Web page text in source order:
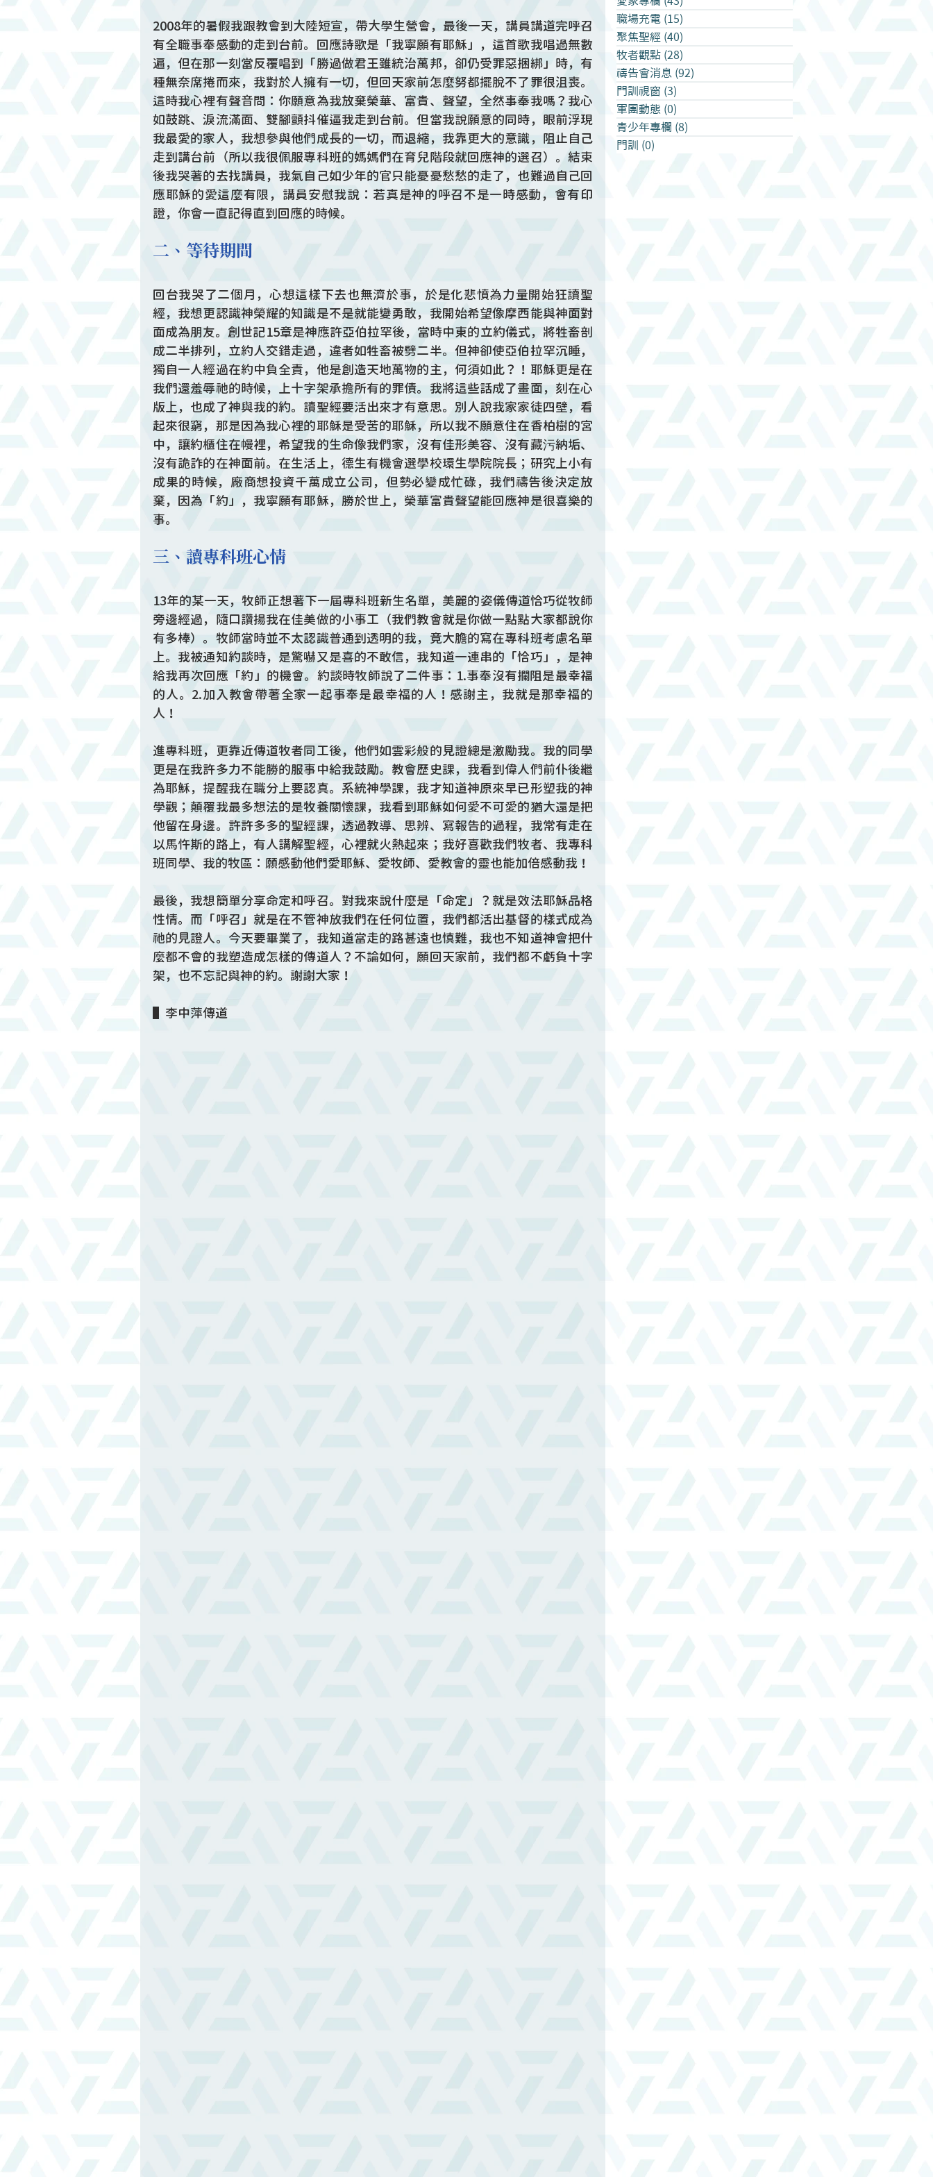
2008年的暑假我跟教會到大陸短宣，帶大學生營會，最後一天，講員講道完呼召
有全職事奉感動的走到台前。回應詩歌是「我寧願有耶穌」，這首歌我唱過無數
遍，但在那一刻當反覆唱到「勝過做君王雖統治萬邦，卻仍受罪惡捆綁」時，有
種無奈席捲而來，我對於人擁有一切，但回天家前怎麼努都擺脫不了罪很沮喪。
這時我心裡有聲音問：你願意為我放棄榮華、富貴、聲望，全然事奉我嗎？我心
如鼓跳、淚流滿面、雙腳顫抖催逼我走到台前。但當我說願意的同時，眼前浮現
我最愛的家人，我想參與他們成長的一切，而退縮，我靠更大的意識，阻止自己
走到講台前（所以我很佩服專科班的媽媽們在育兒階段就回應神的選召）。結束
後我哭著的去找講員，我氣自己如少年的官只能憂憂愁愁的走了，也難過自己回
應耶穌的愛這麼有限，講員安慰我說：若真是神的呼召不是一時感動，會有印
證，你會一直記得直到回應的時候。
二、等待期間
回台我哭了二個月，心想這樣下去也無濟於事，於是化悲憤為力量開始狂讀聖
經，我想更認識神榮耀的知識是不是就能變勇敢，我開始希望像摩西能與神面對
面成為朋友。創世記15章是神應許亞伯拉罕後，當時中東的立約儀式，將牲畜剖
成二半排列，立約人交錯走過，違者如牲畜被劈二半。但神卻使亞伯拉罕沉睡，
獨自一人經過在約中負全責，他是創造天地萬物的主，何須如此？！耶穌更是在
我們還羞辱祂的時候，上十字架承擔所有的罪債。我將這些話成了畫面，刻在心
版上，也成了神與我的約。讀聖經要活出來才有意思。別人說我家家徒四壁，看
起來很窮，那是因為我心裡的耶穌是受苦的耶穌，所以我不願意住在香柏樹的宮
中，讓約櫃住在幔裡，希望我的生命像我們家，沒有佳形美容、沒有藏污納垢、
沒有詭詐的在神面前。在生活上，德生有機會選學校環生學院院長；研究上小有
成果的時候，廠商想投資千萬成立公司，但勢必變成忙碌，我們禱告後決定放
棄，因為「約」，我寧願有耶穌，勝於世上，榮華富貴聲望能回應神是很喜樂的
事。
三、讀專科班心情
13年的某一天，牧師正想著下一屆專科班新生名單，美麗的姿儀傳道恰巧從牧師
旁邊經過，隨口讚揚我在佳美做的小事工（我們教會就是你做一點點大家都說你
有多棒）。牧師當時並不太認識普通到透明的我，竟大膽的寫在專科班考慮名單
上。我被通知約談時，是驚嚇又是喜的不敢信，我知道一連串的「恰巧」，是神
給我再次回應「約」的機會。約談時牧師說了二件事：1.事奉沒有攔阻是最幸福
的人。2.加入教會帶著全家一起事奉是最幸福的人！感謝主，我就是那幸福的
人！
進專科班，更靠近傳道牧者同工後，他們如雲彩般的見證總是激勵我。我的同學
更是在我許多力不能勝的服事中給我鼓勵。教會歷史課，我看到偉人們前仆後繼
為耶穌，提醒我在職分上要認真。系統神學課，我才知道神原來早已形塑我的神
學觀；顛覆我最多想法的是牧養關懷課，我看到耶穌如何愛不可愛的猶大還是把
他留在身邊。許許多多的聖經課，透過教導、思辨、寫報告的過程，我常有走在
以馬忤斯的路上，有人講解聖經，心裡就火熱起來；我好喜歡我們牧者、我專科
班同學、我的牧區：願感動他們愛耶穌、愛牧師、愛教會的靈也能加倍感動我！
最後，我想簡單分享命定和呼召。對我來說什麼是「命定」？就是效法耶穌品格
性情。而「呼召」就是在不管神放我們在任何位置，我們都活出基督的樣式成為
祂的見證人。今天要畢業了，我知道當走的路甚遠也慎難，我也不知道神會把什
麼都不會的我塑造成怎樣的傳道人？不論如何，願回天家前，我們都不虧負十字
架，也不忘記與神的約。謝謝大家！
▌李中萍傳道
職場充電 (15)
聚焦聖經 (40)
牧者觀點 (28)
禱告會消息 (92)
門訓視窗 (3)
軍團動態 (0)
青少年專欄 (8)
門訓
(0)